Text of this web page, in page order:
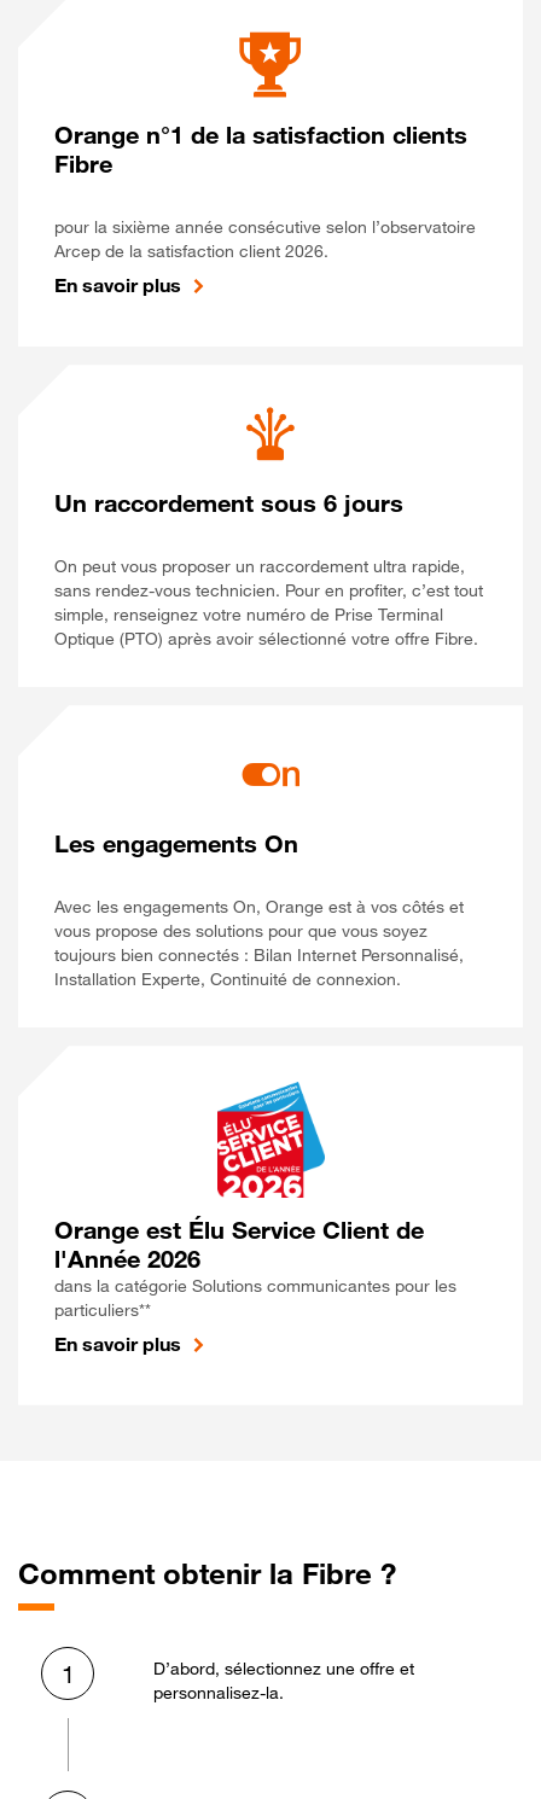
Orange n°1 de la satisfaction clients
Fibre
pour la sixième année consécutive selon l’observatoire
Arcep de la satisfaction client 2026.
En savoir plus
Un raccordement sous 6 jours
On peut vous proposer un raccordement ultra rapide,
sans rendez-vous technicien. Pour en profiter, c’est tout
simple, renseignez votre numéro de Prise Terminal
Optique (PTO) après avoir sélectionné votre offre Fibre.
Les engagements On
Avec les engagements On, Orange est à vos côtés et
vous propose des solutions pour que vous soyez
toujours bien connectés : Bilan Internet Personnalisé,
Installation Experte, Continuité de connexion.
Orange est Élu Service Client de
l'Année 2026
dans la catégorie Solutions communicantes pour les
particuliers**
En savoir plus
Comment obtenir la Fibre ?
1
D’abord, sélectionnez une offre et
personnalisez-la.